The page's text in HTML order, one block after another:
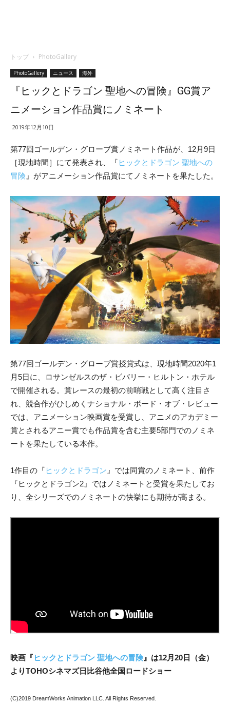
トップ PhotoGallery
PhotoGallery ニュース 海外
『ヒックとドラゴン 聖地への冒険』GG賞ア
ニメーション作品賞にノミネート
2019年12月10日
第77回ゴールデン・グローブ賞ノミネート作品が、12月9日
［現地時間］にて発表され、『 ヒックとドラゴン 聖地への
冒険 』がアニメーション作品賞にてノミネートを果たした。
第77回ゴールデン・グローブ賞授賞式は、現地時間2020年1
月5日に、ロサンゼルスのザ・ビバリー・ヒルトン・ホテル
で開催される。賞レースの最初の前哨戦として高く注目さ
れ、競合作がひしめくナショナル・ボード・オブ・レビュー
では、アニメーション映画賞を受賞し、アニメのアカデミー
賞とされるアニー賞でも作品賞を含む主要5部門でのノミネ
ートを果たしている本作。
1作目の『 ヒックとドラゴン 』では同賞のノミネート、前作
『ヒックとドラゴン2』ではノミネートと受賞を果たしてお
り、全シリーズでのノミネートの快挙にも期待が高まる。
映画『 ヒックとドラゴン 聖地への冒険 』は12月20日（金）
よりTOHOシネマズ日比谷他全国ロードショー
(C)2019 DreamWorks Animation LLC. All Rights Reserved.